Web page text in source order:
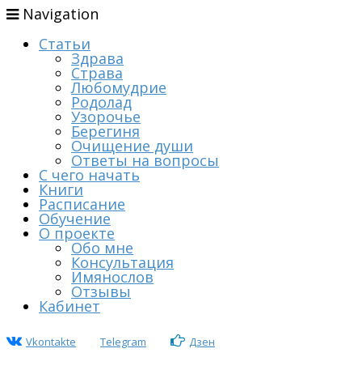
Navigation
Статьи
Здрава
Страва
Любомудрие
Родолад
Узорочье
Берегиня
Очищение души
Ответы на вопросы
С чего начать
Книги
Расписание
Обучение
О проекте
Обо мне
Консультация
Имянослов
Отзывы
Кабинет
Vkontakte Telegram Дзен